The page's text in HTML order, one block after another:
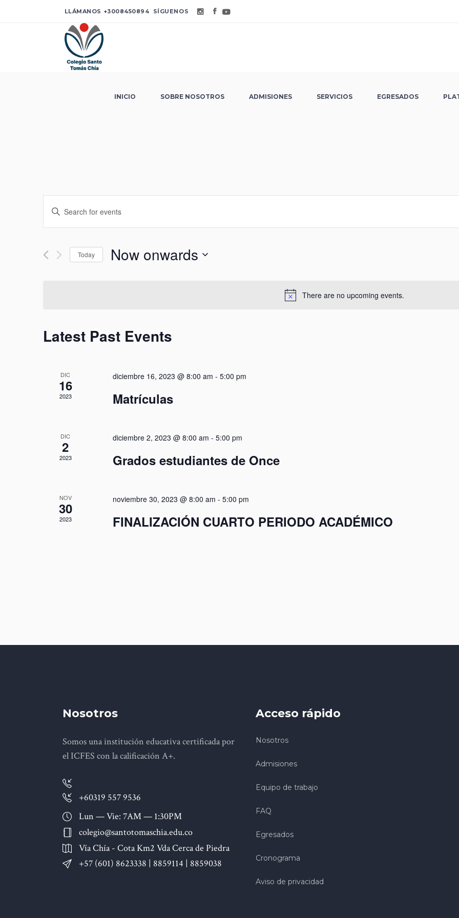
LLÁMANOS +3008450894 SÍGUENOS
INICIO SOBRE NOSOTROS ADMISIONES SERVICIOS EGRESADOS
There are no upcoming events.
Events
Search
and
Navigation
Enter
for
Today Now onwards
Latest Past Events
DIC
16
2023
diciembre 16, 2023 @ 8:00 am - 5:00 pm
Matrículas
DIC
2
2023
diciembre 2, 2023 @ 8:00 am - 5:00 pm
Grados estudiantes de Once
NOV
30
2023
noviembre 30, 2023 @ 8:00 am - 5:00 pm
FINALIZACIÓN CUARTO PERIODO ACADÉMICO
Nosotros
Somos una institución educativa certificada por
el ICFES con la calificación A+.
+60319 557 9536
Lun — Vie: 7AM — 1:30PM
colegio@santotomaschia.edu.co
Vía Chía - Cota Km2 Vda Cerca de Piedra
+57 (601) 8623338 | 8859114 | 8859038
Acceso rápido
Nosotros
Admisiones
Equipo de trabajo
FAQ
Egresados
Cronograma
Aviso de privacidad